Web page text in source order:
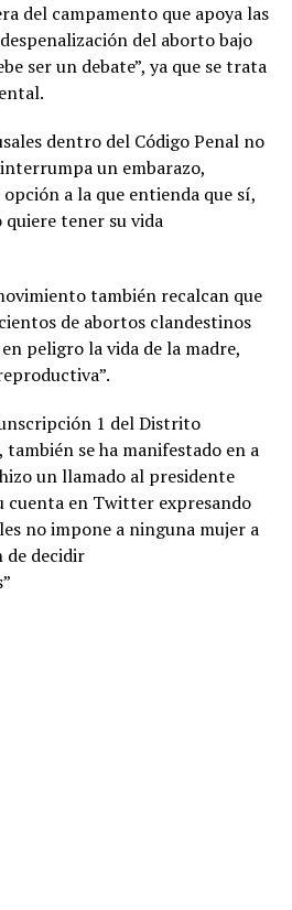
del campamento que apoya las
del aborto bajo
ser un debate”, ya que se trata
dentro del Código Penal no
un embarazo,
a la que entienda que sí,
quiere tener su vida
también recalcan que
de abortos clandestinos
peligro la vida de la madre,
1 del Distrito
también se ha manifestado en a
un llamado al presidente
cuenta en Twitter expresando
no impone a ninguna mujer a
de decidir